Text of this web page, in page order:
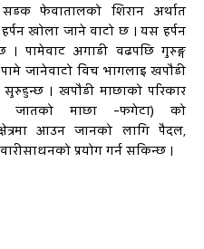
फेवातालको शिरान अर्थात
खोला जाने वाटो छ । यस हर्पन
। पामेवाट अगाडी वढपछि गुरुङ्ग
जानेवाटो विच भागलाइ खपौडी
। खपौडी माछाको परिकार
जातको माछा -फगेटा) को
आउन जानको लागि पैदल,
प्रयोग गर्न सकिन्छ ।